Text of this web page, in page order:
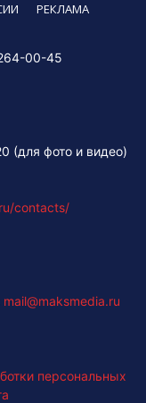
РЕКЛАМА
00-45
(для фото и видео)
contacts/
mail@maksmedia.ru
персональных